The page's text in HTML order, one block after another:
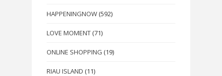
HAPPENINGNOW (592)
LOVE MOMENT (71)
ONLINE SHOPPING (19)
RIAU ISLAND (11)